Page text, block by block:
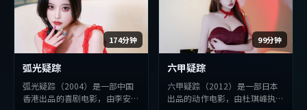
174分钟
弧光疑踪
弧光疑踪（2004）是一部中国
香港出品的喜剧电影，由李安执
99分钟
六甲疑踪
六甲疑踪（2012）是一部日本
出品的动作电影，由杜琪峰执